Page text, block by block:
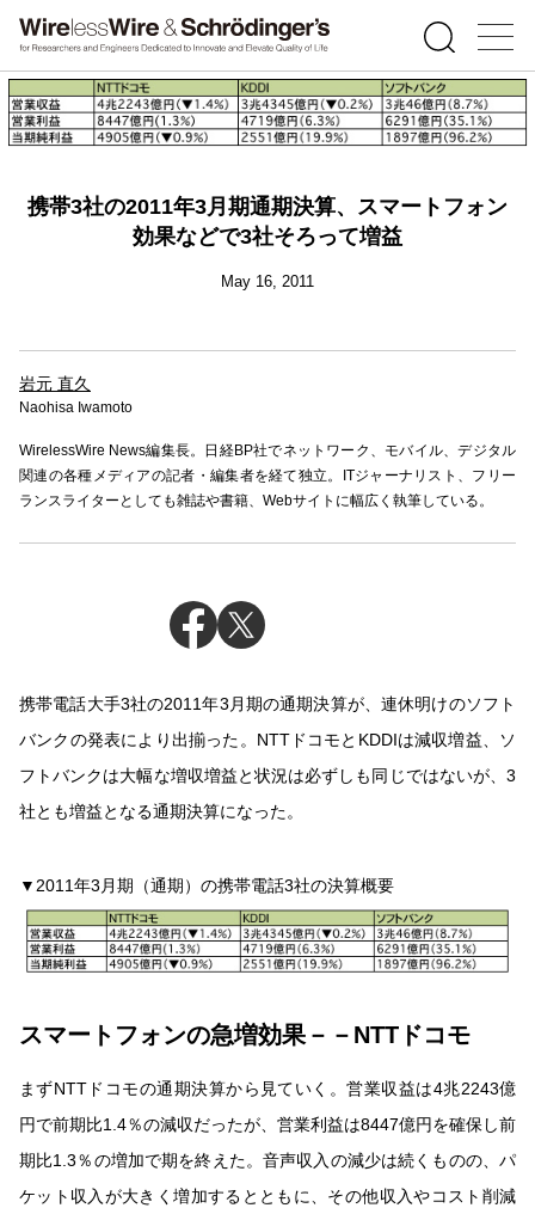
携帯3社の2011年3月期通期決算、スマートフォン
効果などで3社そろって増益
May 16, 2011
岩元 直久
Naohisa Iwamoto
WirelessWire News編集長。日経BP社でネットワーク、モバイル、デジタル
関連の各種メディアの記者・編集者を経て独立。ITジャーナリスト、フリー
ランスライターとしても雑誌や書籍、Webサイトに幅広く執筆している。
携帯電話大手3社の2011年3月期の通期決算が、連休明けのソフト
バンクの発表により出揃った。NTTドコモとKDDIは減収増益、ソ
フトバンクは大幅な増収増益と状況は必ずしも同じではないが、3
社とも増益となる通期決算になった。
▼2011年3月期（通期）の携帯電話3社の決算概要
スマートフォンの急増効果－－NTTドコモ
まずNTTドコモの通期決算から見ていく。営業収益は4兆2243億
円で前期比1.4％の減収だったが、営業利益は8447億円を確保し前
期比1.3％の増加で期を終えた。音声収入の減少は続くものの、パ
ケット収入が大きく増加するとともに、その他収入やコスト削減